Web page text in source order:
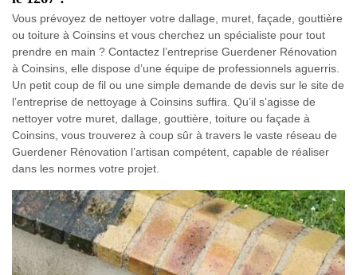
Vous prévoyez de nettoyer votre dallage, muret, façade, gouttière
ou toiture à Coinsins et vous cherchez un spécialiste pour tout
prendre en main ? Contactez l’entreprise Guerdener Rénovation
à Coinsins, elle dispose d’une équipe de professionnels aguerris.
Un petit coup de fil ou une simple demande de devis sur le site de
l’entreprise de nettoyage à Coinsins suffira. Qu’il s’agisse de
nettoyer votre muret, dallage, gouttière, toiture ou façade à
Coinsins, vous trouverez à coup sûr à travers le vaste réseau de
Guerdener Rénovation l’artisan compétent, capable de réaliser
dans les normes votre projet.